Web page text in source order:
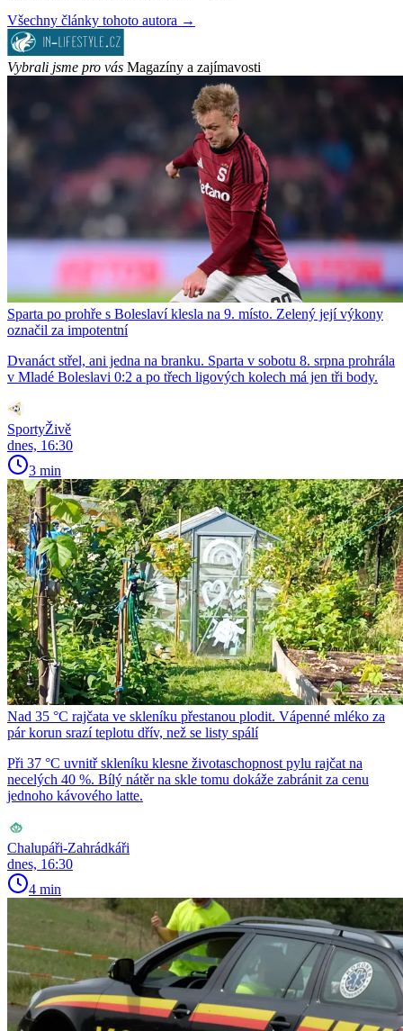
Všechny články tohoto autora →
Vybrali jsme pro vás Magazíny a zajímavosti
Sparta po prohře s Boleslaví klesla na 9. místo. Zelený její výkony
označil za impotentní
Dvanáct střel, ani jedna na branku. Sparta v sobotu 8. srpna prohrála
v Mladé Boleslavi 0:2 a po třech ligových kolech má jen tři body.
SportyŽivě
dnes, 16:30
3 min
Nad 35 °C rajčata ve skleníku přestanou plodit. Vápenné mléko za
pár korun srazí teplotu dřív, než se listy spálí
Při 37 °C uvnitř skleníku klesne životaschopnost pylu rajčat na
necelých 40 %. Bílý nátěr na skle tomu dokáže zabránit za cenu
jednoho kávového latte.
Chalupáři-Zahrádkáři
dnes, 16:30
4 min